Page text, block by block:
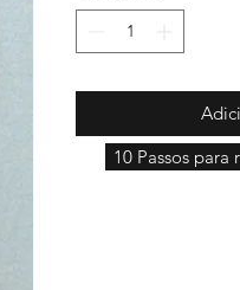
10 Passos para